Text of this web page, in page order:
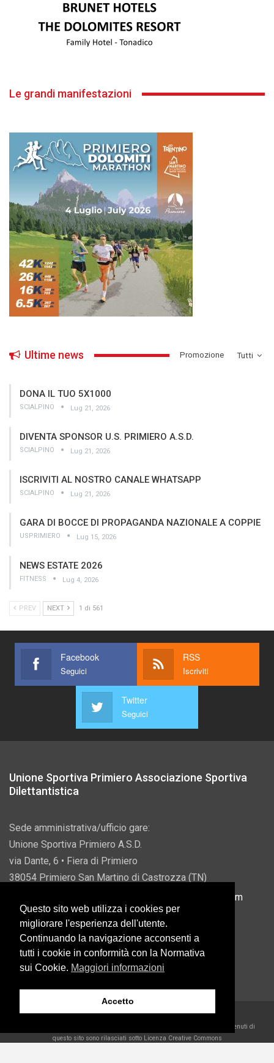
Le grandi manifestazioni
Tutti
Ultime news ­Promozione
DONA IL TUO 5X1000
SCIALPINO Lug 21, 2026
DIVENTA SPONSOR U.S. PRIMIERO A.S.D.
SCIALPINO Lug 21, 2026
ISCRIVITI AL NOSTRO CANALE WHATSAPP
SCIALPINO Lug 21, 2026
GARA DI BOCCE DI PROPAGANDA NAZIONALE A COPPIE
USPRIMIERO Lug 15, 2026
NEWS ESTATE 2026
FITNESS Lug 4, 2026
PREV NEXT 1 di 561
Facebook
Seguici
RSS
Iscriviti
Twitter
Seguici
Unione Sportiva Primiero Associazione Sportiva
Dilettantistica
Sede amministrativa/ufficio gare:
Unione Sportiva Primiero A.S.D.
via Dante, 6 • Fiera di Primiero
38054 Primiero San Martino di Castrozza (TN)
info@usprimiero.com
Vantaggi da Pubblica Amministrazione
Eccetto dove diversamente specificato, i contenuti di
questo sito sono rilasciati sotto Licenza Creative Commons
Questo sito web utilizza i cookies per
migliorare l'esperienza dell'utente.
Continuando la navigazione acconsenti a
tutti i cookie in conformità con la Normativa
sui Cookie. Maggiori informazioni
Accetto